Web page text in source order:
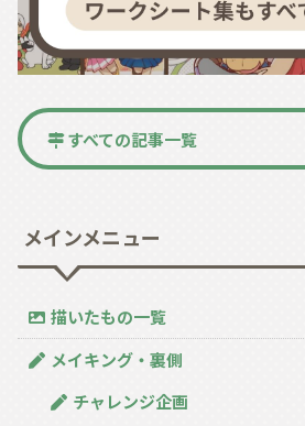
すべての記事一覧
メインメニュー
描いたもの一覧
メイキング・裏側
チャレンジ企画